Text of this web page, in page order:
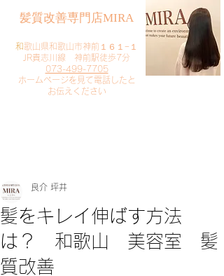
​髪質改善専門店MIRA
​和歌山県和歌山市神前１６１−１
JR貴志川線 神前駅徒歩7分
073-499-7705
​ホームページを見て電話したと
お伝えください
髪をキレイ伸ばす方法
は？ 和歌山 美容室 髪
質改善
良介 坪井